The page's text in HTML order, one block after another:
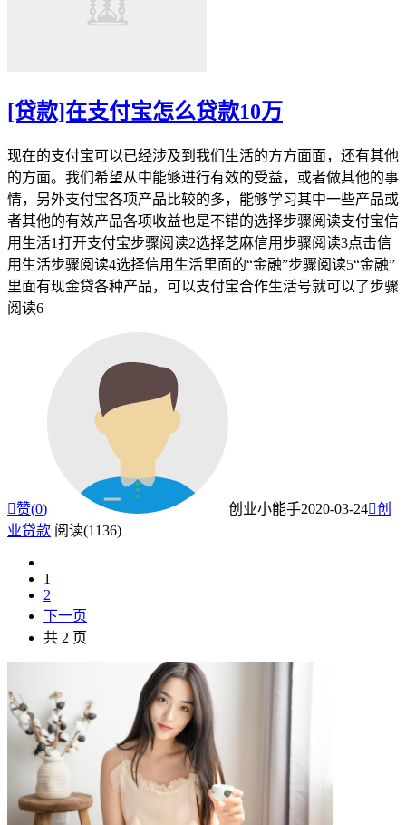
[贷款]在支付宝怎么贷款10万
现在的支付宝可以已经涉及到我们生活的方方面面，还有其他
的方面。我们希望从中能够进行有效的受益，或者做其他的事
情，另外支付宝各项产品比较的多，能够学习其中一些产品或
者其他的有效产品各项收益也是不错的选择步骤阅读支付宝信
用生活1打开支付宝步骤阅读2选择芝麻信用步骤阅读3点击信
用生活步骤阅读4选择信用生活里面的“金融”步骤阅读5“金融”
里面有现金贷各种产品，可以支付宝合作生活号就可以了步骤
阅读6
赞(0) 创业小能手2020-03-24创
业贷款 阅读(1136)
1
2
下一页
共 2 页